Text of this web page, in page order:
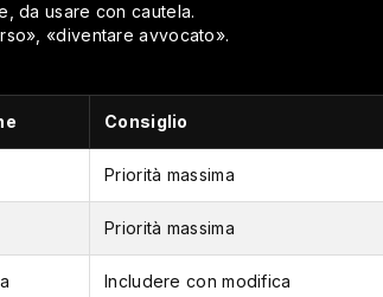
da usare con cautela.
«diventare avvocato».
Consiglio
Priorità massima
Priorità massima
Includere con modifica